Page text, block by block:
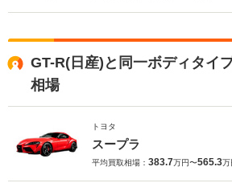
GT-R(日産)と同一ボディタイ
相場
トヨタ
スープラ
平均買取相場： 383.7万円〜565.3万